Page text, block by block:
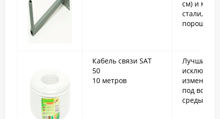
см) и
стали,
Кабель связи SAT
50
10 метров
Лучшие
под
среды.